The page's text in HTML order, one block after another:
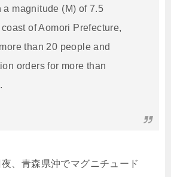
magnitude (M) of 7.5
of Aomori Prefecture,
than 20 people and
orders for more than
夜、青森県沖でマグニチュード